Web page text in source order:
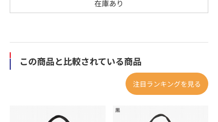
在庫あり
この商品と比較されている商品
注目ランキングを見る